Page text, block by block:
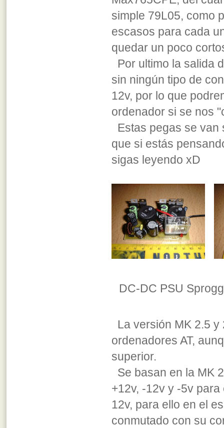
simple 79L05, como
escasos para cada
quedar un poco
Por ultimo la salida
sin ningún tipo de
12v, por lo que
ordenador si se nos
Estas pegas se
que si estás
sigas leyendo xD
DC-DC PSU
La versión MK 2.5
ordenadores AT,
superior.
Se basan en la MK
+12v, -12v y -5v
12v, para ello en el
conmutado con su